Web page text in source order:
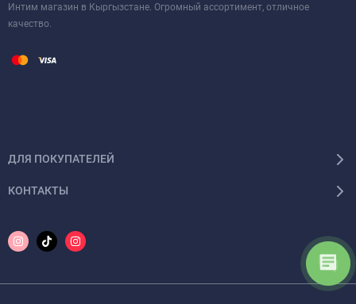
Интим магазин в Кыргызстане. Огромный ассортимент, отличное
качество.
ДЛЯ ПОКУПАТЕЛЕЙ
КОНТАКТЫ